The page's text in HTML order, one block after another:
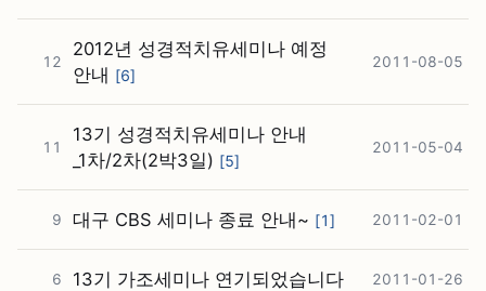
12
2012년 성경적치유세미나 예정
안내 [6]
2011-08-05
11
13기 성경적치유세미나 안내
_1차/2차(2박3일) [5]
2011-05-04
9 대구 CBS 세미나 종료 안내~ [1] 2011-02-01
6 13기 가조세미나 연기되었습니다 2011-01-26